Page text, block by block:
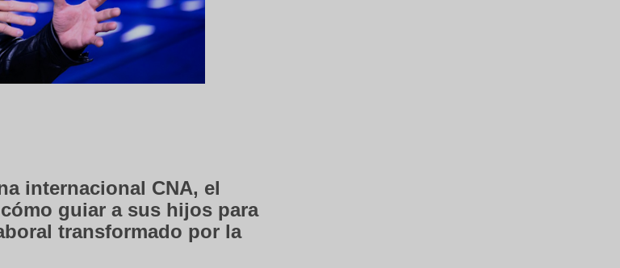
internacional CNA, el
guiar a sus hijos para
transformado por la